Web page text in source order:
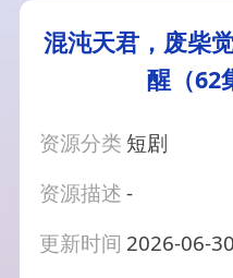
混沌天君，废柴
醒（62
资源分类 短剧
资源描述-
更新时间 2026-06-30